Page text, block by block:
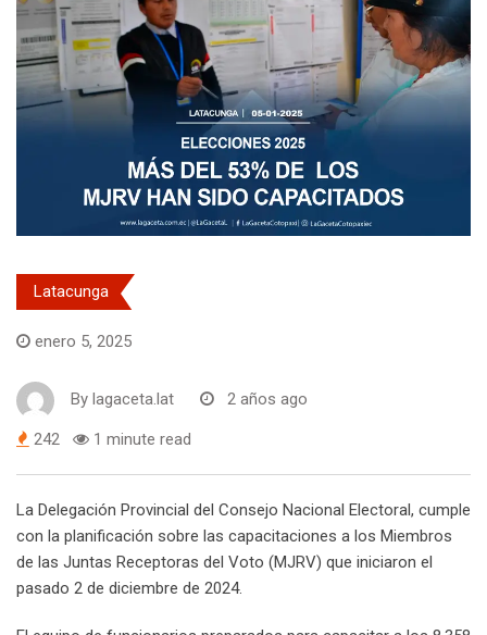
Latacunga
enero 5, 2025
By lagaceta.lat 2 años ago
242 1 minute read
La Delegación Provincial del Consejo Nacional Electoral, cumple
con la planificación sobre las capacitaciones a los Miembros
de las Juntas Receptoras del Voto (MJRV) que iniciaron el
pasado 2 de diciembre de 2024.